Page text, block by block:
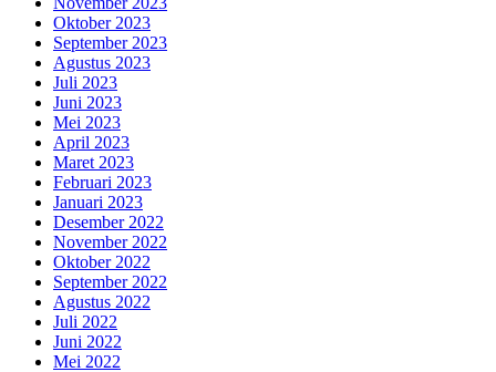
Oktober 2023
September 2023
Agustus 2023
Juli 2023
Juni 2023
Mei 2023
April 2023
Maret 2023
Februari 2023
Januari 2023
Desember 2022
November 2022
Oktober 2022
September 2022
Agustus 2022
Juli 2022
Juni 2022
Mei 2022